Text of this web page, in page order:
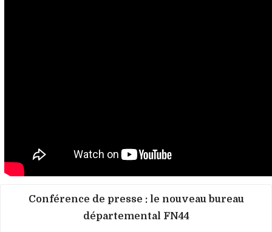
Conférence de presse : le nouveau bureau
départemental FN44